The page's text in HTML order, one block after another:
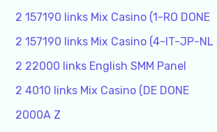
2 157190 links Mix Casino (1-RO DONE
2 157190 links Mix Casino (4-IT-JP-NL
2 22000 links English SMM Panel
2 4010 links Mix Casino (DE DONE
2000A Z